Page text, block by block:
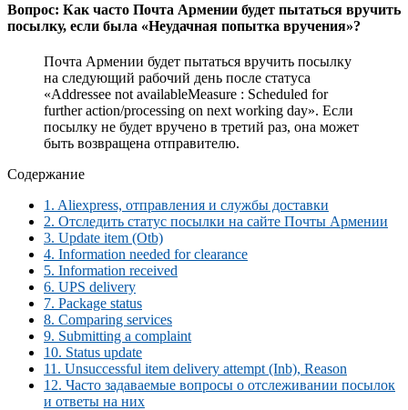
Вопрос: Как часто Почта Армении будет пытаться вручить
посылку, если была «Неудачная попытка вручения»?
Почта Армении будет пытаться вручить посылку
на следующий рабочий день после статуса
«Addressee not availableMeasure : Scheduled for
further action/processing on next working day». Если
посылку не будет вручено в третий раз, она может
быть возвращена отправителю.
Содержание
1. Aliexpress, отправления и службы доставки
2. Отследить статус посылки на сайте Почты Армении
3. Update item (Otb)
4. Information needed for clearance
5. Information received
6. UPS delivery
7. Package status
8. Comparing services
9. Submitting a complaint
10. Status update
11. Unsuccessful item delivery attempt (Inb), Reason
12. Часто задаваемые вопросы о отслеживании посылок
и ответы на них